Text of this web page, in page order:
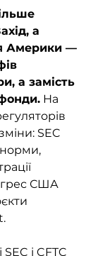
а
Америки —
а замість
На
SEC
норми,
США
і CFTC